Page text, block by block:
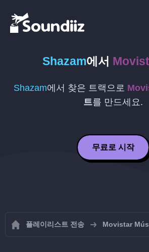
Shazam에서
Shazam에서 찾은 트랙으로
트를 만드세요.
무료로 시작
플레이리스트 전송 Movistar